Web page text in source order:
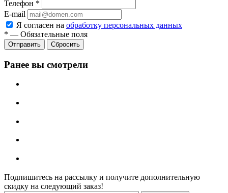
Телефон *
E-mail
Я согласен на обработку персональных данных
* — Обязательные поля
Отправить Сбросить
Ранее вы смотрели
Подпишитесь на рассылку и получите дополнительную
скидку на следующий заказ!